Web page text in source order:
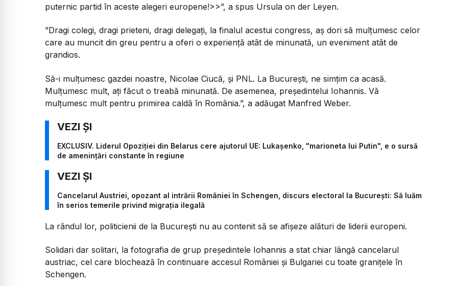
puternic partid în aceste alegeri europene!>>”, a spus Ursula on der Leyen.
”Dragi colegi, dragi prieteni, dragi delegați, la finalul acestui congress, aș dori să mulțumesc celor
care au muncit din greu pentru a oferi o experiență atât de minunată, un eveniment atât de
grandios.
Să-i mulțumesc gazdei noastre, Nicolae Ciucă, și PNL. La București, ne simțim ca acasă.
Mulțumesc mult, ați făcut o treabă minunată. De asemenea, președintelui Iohannis. Vă
mulțumesc mult pentru primirea caldă în România.”, a adăugat Manfred Weber.
EXCLUSIV. Liderul Opoziției din Belarus cere ajutorul UE: Lukașenko, "marioneta lui Putin", e o sursă
de amenințări constante în regiune
Cancelarul Austriei, opozant al intrării României în Schengen, discurs electoral la București: Să luăm
în serios temerile privind migrația ilegală
La rândul lor, politicienii de la București nu au contenit să se afișeze alături de liderii europeni.
Solidari dar solitari, la fotografia de grup președintele Iohannis a stat chiar lângă cancelarul
austriac, cel care blochează în continuare accesul României și Bulgariei cu toate granițele în
Schengen.